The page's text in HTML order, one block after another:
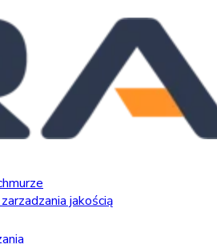
jakością